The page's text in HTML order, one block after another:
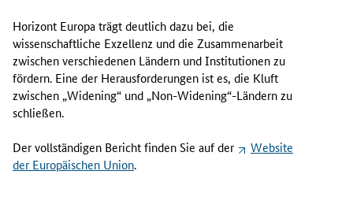
Horizont Europa trägt deutlich dazu bei, die
wissenschaftliche Exzellenz und die Zusammenarbeit
zwischen verschiedenen Ländern und Institutionen zu
fördern. Eine der Herausforderungen ist es, die Kluft
zwischen „Widening“ und „Non-Widening“-Ländern zu
schließen.
Der vollständigen Bericht finden Sie auf der
Website
der Europäischen Union.